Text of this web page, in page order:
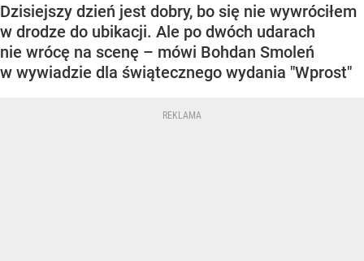
Dzisiejszy dzień jest dobry, bo się nie wywróciłem
w drodze do ubikacji. Ale po dwóch udarach
nie wrócę na scenę – mówi Bohdan Smoleń
w wywiadzie dla świątecznego wydania "Wprost"